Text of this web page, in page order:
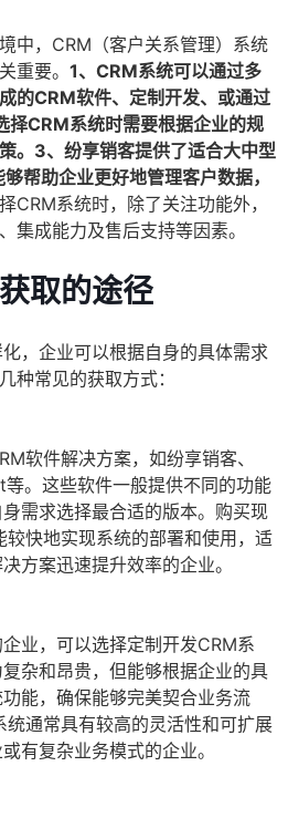
中，CRM（客户关系管理）系统
重要。 1、CRM系统可以通过多
的CRM软件、定制开发、或通过
择CRM系统时需要根据企业的规
。3、纷享销客提供了适合大中型
帮助企业更好地管理客户数据，
CRM系统时，除了关注功能外，
集成能力及售后支持等因素。
取的途径
，企业可以根据自身的具体需求
种常见的获取方式：
软件解决方案，如纷享销客、
。这些软件一般提供不同的功能
需求选择最合适的版本。购买现
较快地实现系统的部署和使用，适
方案迅速提升效率的企业。
业，可以选择定制开发CRM系
杂和昂贵，但能够根据企业的具
能，确保能够完美契合业务流
统通常具有较高的灵活性和可扩展
有复杂业务模式的企业。